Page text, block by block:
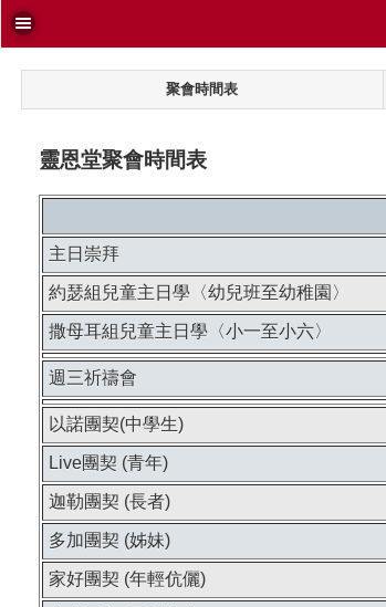
聚會時間表
靈恩堂聚會時間表
主日崇拜
約瑟組兒童主日學〈幼兒班至幼稚園〉
撒母耳組兒童主日學〈小一至小六〉
週三祈禱會
以諾團契(中學生)
Live團契 (青年)
迦勒團契 (長者)
多加團契 (姊妹)
家好團契 (年輕伉儷)